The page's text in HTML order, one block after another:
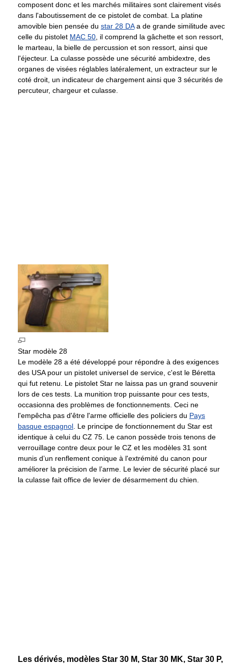
composent donc et les marchés militaires sont clairement visés
dans l'aboutissement de ce pistolet de combat. La platine
amovible bien pensée du star 28 DAa de grande similitude avec
celle du pistolet MAC 50 , il comprend la gâchette et son ressort,
le marteau, la bielle de percussion et son ressort, ainsi que
l'éjecteur. La culasse possède une sécurité ambidextre, des
organes de visées réglables latéralement, un extracteur sur le
coté droit, un indicateur de chargement ainsi que 3 sécurités de
percuteur, chargeur et culasse.
Star modèle 28
Le modèle 28 a été développé pour répondre à des exigences
des USA pour un pistolet universel de service, c'est le Béretta
qui fut retenu. Le pistolet Star ne laissa pas un grand souvenir
lors de ces tests. La munition trop puissante pour ces tests,
occasionna des problèmes de fonctionnements. Ceci ne
l'empêcha pas d'être l'arme officielle des policiers du Pays
basque espagnol. Le principe de fonctionnement du Star est
identique à celui du CZ 75. Le canon possède trois tenons de
verrouillage contre deux pour le CZ et les modèles 31 sont
munis d’un renflement conique à l'extrémité du canon pour
améliorer la précision de l’arme. Le levier de sécurité placé sur
la culasse fait office de levier de désarmement du chien.
Les dérivés, modèles Star 30 M, Star 30 MK, Star 30 P,